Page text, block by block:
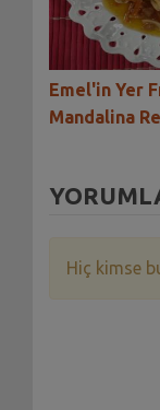
Emel'in Yer
Mandalina
Hiç kimse